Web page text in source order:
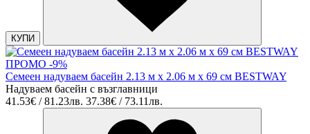
КУПИ
ПРОМО -9%
Семеен надуваем басейн 2.13 м x 2.06 м x 69 см BESTWAY
Надуваем басейн с възглавници
41.53€ / 81.23лв. 37.38€ / 73.11лв.